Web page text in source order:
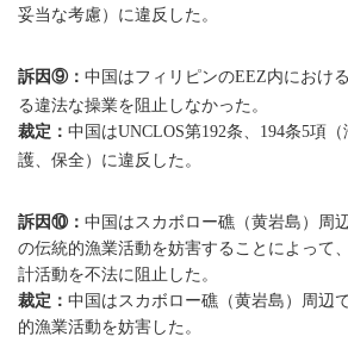
妥当な考慮）に違反した。
訴因⑨： 中国はフィリピンのEEZ内におけ
る違法な操業を阻止しなかった。
裁定： 中国はUNCLOS第192条、 194条5項（
護、保全）に違反した。
訴因⑩： 中国はスカボロー礁（黄岩島）周
の伝統的漁業活動を妨害することによって
計活動を不法に阻止した。
裁定： 中国はスカボロー礁（黄岩島）周辺
的漁業活動を妨害した。